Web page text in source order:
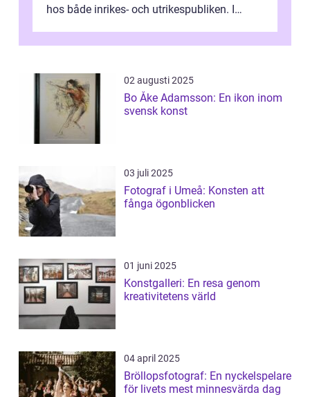
hos både inrikes- och utrikespubliken. I
02 augusti 2025
Bo Åke Adamsson: En ikon inom
svensk konst
03 juli 2025
Fotograf i Umeå: Konsten att
fånga ögonblicken
01 juni 2025
Konstgalleri: En resa genom
kreativitetens värld
04 april 2025
Bröllopsfotograf: En nyckelspelare
för livets mest minnesvärda dag